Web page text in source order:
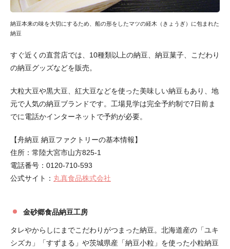
納豆本来の味を大切にするため、船の形をしたマツの経木（きょうぎ）に包まれた
納豆
すぐ近くの直営店では、10種類以上の納豆、納豆菓子、こだわり
の納豆グッズなどを販売。
大粒大豆や黒大豆、紅大豆などを使った美味しい納豆もあり、地
元で人気の納豆ブランドです。工場見学は完全予約制で7日前ま
でに電話かインターネットで予約が必要。
【舟納豆 納豆ファクトリーの基本情報】
住所：常陸大宮市山方825-1
電話番号：0120-710-593
公式サイト： 丸真食品株式会社
金砂郷食品納豆工房
タレやからしにまでこだわりがつまった納豆。北海道産の「ユキ
シズカ」「すずまる」や茨城県産「納豆小粒」を使った小粒納豆